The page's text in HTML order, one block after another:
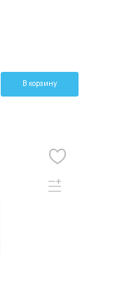
В корзину